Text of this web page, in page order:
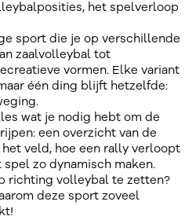
het spelverloop
sport die je op verschillende
zaalvolleybal tot
vormen. Elke variant
één ding blijft hetzelfde:
wat je nodig hebt om de
een overzicht van de
veld, hoe een rally verloopt
zo dynamisch maken.
richting volleybal te zetten?
deze sport zoveel